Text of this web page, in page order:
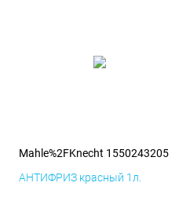
Mahle%2FKnecht 1550243205
АНТИФРИЗ красный 1л.